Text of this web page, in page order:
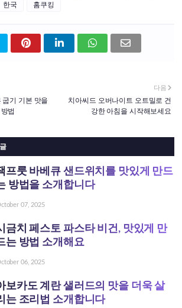
한국 홈쿠킹
다음
치아씨드 오버나이트 오트밀로 건
강한 아침을 시작해보세요
굽기 기본 맛을
법
프룻 바베큐 샌드위치를 맛있게 만드
방법을 소개합니다
07, 2025
금치 페스토 파스타 비건, 맛있게 만
는 방법 소개해요
06, 2025
보카도 계란 샐러드의 맛을 더욱 살
는 조리법 소개합니다